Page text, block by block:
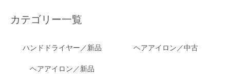
カテゴリー一覧
ハンドドライヤー／新品 ヘアアイロン／中古
ヘアアイロン／新品